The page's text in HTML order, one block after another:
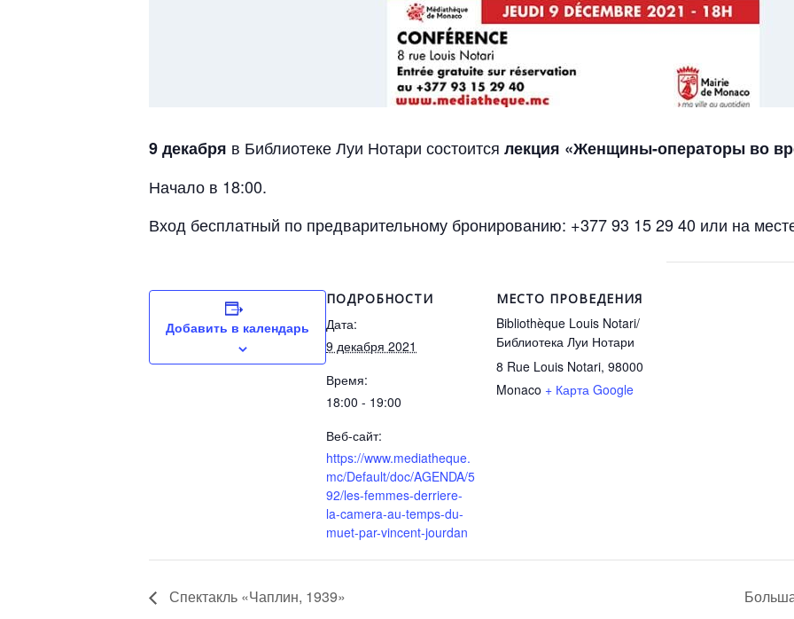
9 декабря в Библиотеке Луи Нотари состоится лекция «Женщины-операторы во
Начало в 18:00.
Вход бесплатный по предварительному бронированию: +377 93 15 29 40 или на
Добавить в календарь
ПОДРОБНОСТИ
Дата:
9 декабря 2021
Время:
18:00 - 19:00
Веб-сайт:
https://www.mediatheque.
mc/Default/doc/AGENDA/5
92/les-femmes-derriere-
la-camera-au-temps-du-
muet-par-vincent-jourdan
МЕСТО ПРОВЕДЕНИЯ
Bibliothèque Louis Notari/
Библиотека Луи Нотари
8 Rue Louis Notari, 98000
Monaco + Карта Google
Спектакль «Чаплин, 1939»